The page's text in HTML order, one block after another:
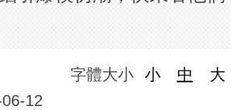
字體大小 小 中
大
12